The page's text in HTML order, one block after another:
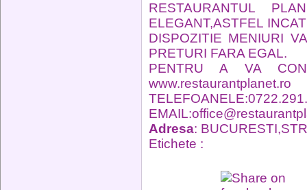
RESTAURANTUL
ELEGANT,ASTFEL
DISPOZITIE MENIURI
PRETURI FARA EGAL.
PENTRU A VA
Adresa:
Etichete :